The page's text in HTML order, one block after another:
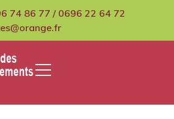
74 86 77 / 0696 22 64 72